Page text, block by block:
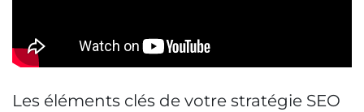
Les éléments clés de votre stratégie SEO